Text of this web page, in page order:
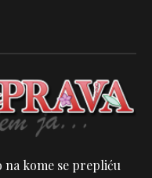
na kome se prepliću